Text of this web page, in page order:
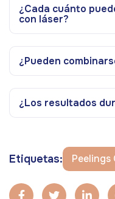
¿Cada cuánto
con láser?
¿Pueden
¿Los resultados
Etiquetas: Peelings